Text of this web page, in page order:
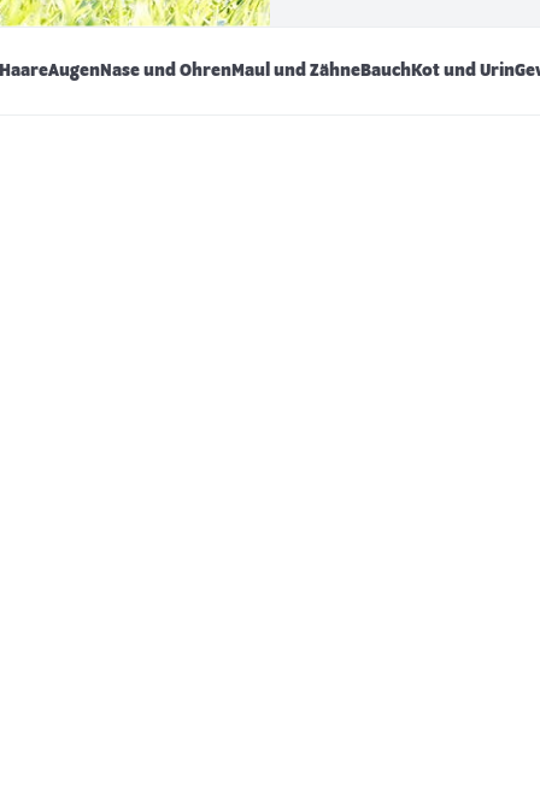
HaareAugenNase und OhrenMaul und ZähneBauchKot und Urin